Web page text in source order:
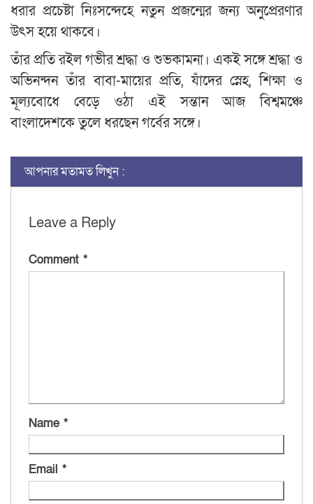
ধরার প্রচেষ্টা নিঃসন্দেহে নতুন প্রজন্মের জন্য অনুপ্রেরণার
উৎস হয়ে থাকবে।
তাঁর প্রতি রইল গভীর শ্রদ্ধা ও শুভকামনা। একই সঙ্গে শ্রদ্ধা ও
অভিনন্দন তাঁর বাবা-মায়ের প্রতি, যাঁদের স্নেহ, শিক্ষা ও
মূল্যবোধে বেড়ে ওঠা এই সন্তান আজ বিশ্বমঞ্চে
বাংলাদেশকে তুলে ধরছেন গর্বের সঙ্গে।
আপনার মতামত লিখুন :
Leave a Reply
Comment *
Name *
Email *